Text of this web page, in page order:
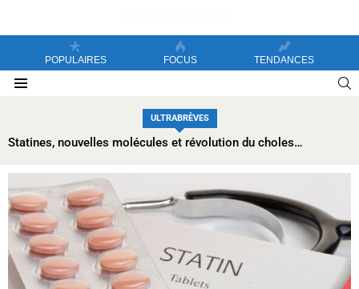
POPULAIRES FOCUS TENDANCES
ULTRABRÈVES
Statines, nouvelles molécules et révolution du cholestérol : la France entre dans une nouvelle ère cardiovasculaire